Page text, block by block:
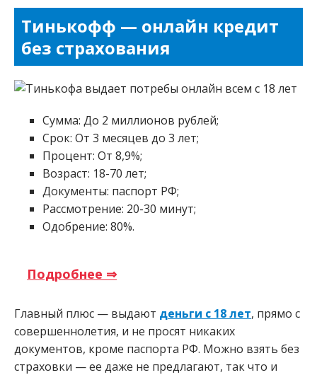
Тинькофф — онлайн кредит
без страхования
Сумма: До 2 миллионов рублей;
Срок: От 3 месяцев до 3 лет;
Процент: От 8,9%;
Возраст: 18-70 лет;
Документы: паспорт РФ;
Рассмотрение: 20-30 минут;
Одобрение: 80%.
Подробнее ⇒
Главный плюс — выдают деньги с 18 лет, прямо с
совершеннолетия, и не просят никаких
документов, кроме паспорта РФ. Можно взять без
страховки — ее даже не предлагают, так что и